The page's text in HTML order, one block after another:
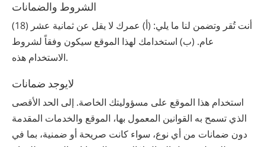
الشروط والضمانات
أنت تُقر وتضمن لنا ما يلي: (أ) عمرك لا يقل عن ثمانية عشر (18)
عام. (ب) استخدامك لهذا الموقع سيكون وفقاً لشروط
الاستخدام هذه.
لايوجد ضمانات
استخدام هذا الموقع على مسؤوليتك الخاصة. إلى الحد الأقصى
الذي تسمح به القوانين المعمول بها، الموقع والخدمات المقدمة
دون ضمانات من أي نوع، سواء كانت صريحة أو ضمنية، بما في